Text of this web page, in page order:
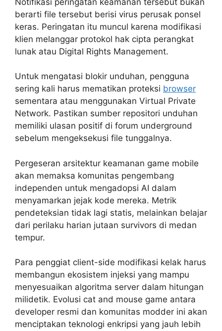
berarti file tersebut berisi virus perusak ponsel
keras. Peringatan itu muncul karena modifikasi
klien melanggar protokol hak cipta perangkat
lunak atau Digital Rights Management.
Untuk mengatasi blokir unduhan, pengguna
sering kali harus mematikan proteksi browser
sementara atau menggunakan Virtual Private
Network. Pastikan sumber repositori unduhan
memiliki ulasan positif di forum underground
sebelum mengeksekusi file tunggalnya.
Pergeseran arsitektur keamanan game mobile
akan memaksa komunitas pengembang
independen untuk mengadopsi AI dalam
menyamarkan jejak kode mereka. Metrik
pendeteksian tidak lagi statis, melainkan belajar
dari perilaku harian jutaan survivors di medan
tempur.
Para penggiat client-side modifikasi kelak harus
membangun ekosistem injeksi yang mampu
menyesuaikan algoritma server dalam hitungan
milidetik. Evolusi cat and mouse game antara
developer resmi dan komunitas modder ini akan
menciptakan teknologi enkripsi yang jauh lebih